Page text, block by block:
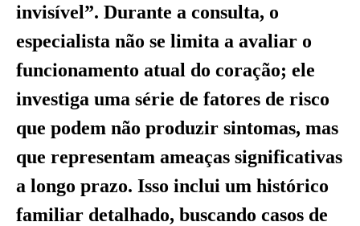
invisível”. Durante a consulta, o
especialista não se limita a avaliar o
funcionamento atual do coração; ele
investiga uma série de fatores de risco
que podem não produzir sintomas, mas
que representam ameaças significativas
a longo prazo. Isso inclui um histórico
familiar detalhado, buscando casos de